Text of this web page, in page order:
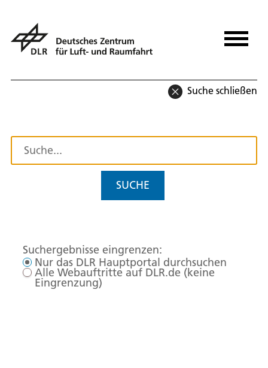
Suche schließen
SUCHE
Suchergebnisse eingrenzen:
Nur das DLR Hauptportal durchsuchen
Alle Webauftritte auf DLR.de (keine
Eingrenzung)